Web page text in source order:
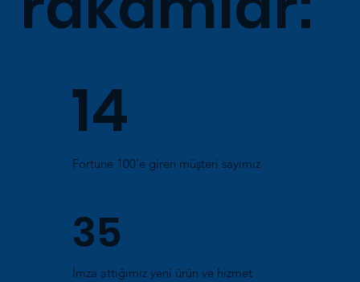
14
Fortune 100’e giren müşteri sayımız
35
İmza attığımız yeni ürün ve hizmet